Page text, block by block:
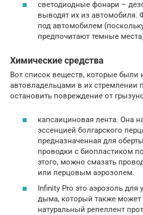
светодиодные фонари –
выводят их из автомобиля.
под автомобилем
предпочитают темные
Химические средства
Вот список веществ, которые были
автовладельцами в их стремлении
остановить повреждение от
капсаициновая лента. Она
эссенцией болгарского
предназначенная для
проводки с биопластиком
этого, можно смазать
или перцовым аэрозолем.
Infinity Pro это аэрозоль для
дыма, который также может
натуральный репеллент